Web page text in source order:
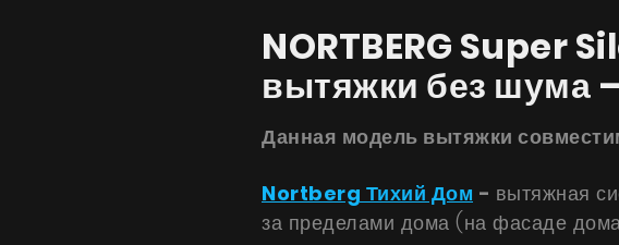
О нас
Техническая поддержка
Виртуальный салон
Где купить
NORTBERG Super
вытяжки без шума
Данная модель вытяжки
Nortberg Тихий Дом - вытяжная
за пределами дома (на фасаде